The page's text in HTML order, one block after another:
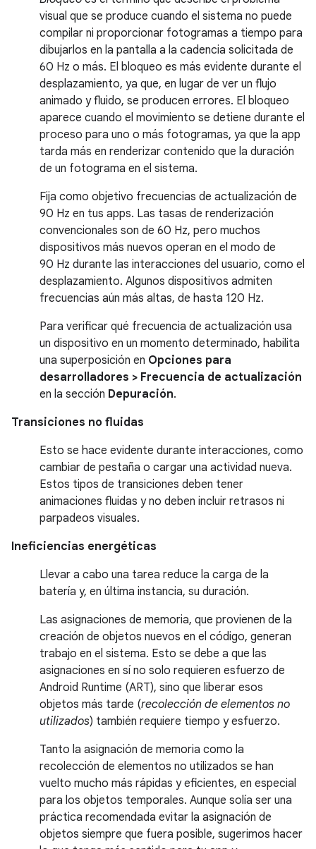
visual que se produce cuando el sistema no puede
compilar ni proporcionar fotogramas a tiempo para
dibujarlos en la pantalla a la cadencia solicitada de
60 Hz o más. El bloqueo es más evidente durante el
desplazamiento, ya que, en lugar de ver un flujo
animado y fluido, se producen errores. El bloqueo
aparece cuando el movimiento se detiene durante el
proceso para uno o más fotogramas, ya que la app
tarda más en renderizar contenido que la duración
de un fotograma en el sistema.
Fija como objetivo frecuencias de actualización de
90 Hz en tus apps. Las tasas de renderización
convencionales son de 60 Hz, pero muchos
dispositivos más nuevos operan en el modo de
90 Hz durante las interacciones del usuario, como el
desplazamiento. Algunos dispositivos admiten
frecuencias aún más altas, de hasta 120 Hz.
Para verificar qué frecuencia de actualización usa
un dispositivo en un momento determinado, habilita
una superposición en Opciones para
desarrolladores > Frecuencia de actualización
en la sección Depuración.
Transiciones no fluidas
Esto se hace evidente durante interacciones, como
cambiar de pestaña o cargar una actividad nueva.
Estos tipos de transiciones deben tener
animaciones fluidas y no deben incluir retrasos ni
parpadeos visuales.
Ineficiencias energéticas
Llevar a cabo una tarea reduce la carga de la
batería y, en última instancia, su duración.
Las asignaciones de memoria, que provienen de la
creación de objetos nuevos en el código, generan
trabajo en el sistema. Esto se debe a que las
asignaciones en sí no solo requieren esfuerzo de
Android Runtime (ART), sino que liberar esos
objetos más tarde (recolección de elementos no
utilizados) también requiere tiempo y esfuerzo.
Tanto la asignación de memoria como la
recolección de elementos no utilizados se han
vuelto mucho más rápidas y eficientes, en especial
para los objetos temporales. Aunque solía ser una
práctica recomendada evitar la asignación de
objetos siempre que fuera posible, sugerimos hacer